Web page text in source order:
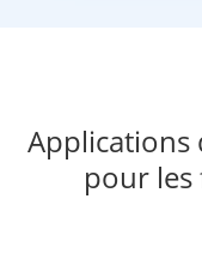
Applications
pour